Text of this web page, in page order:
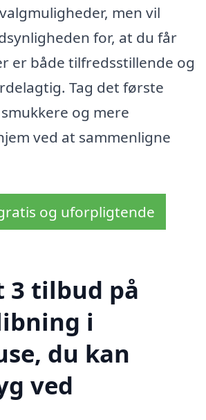
men vil
for, at du får
er både tilfredsstillende og
Tag det første
og mere
ved at sammenligne
og uforpligtende
3 tilbud på
i
du kan
ved